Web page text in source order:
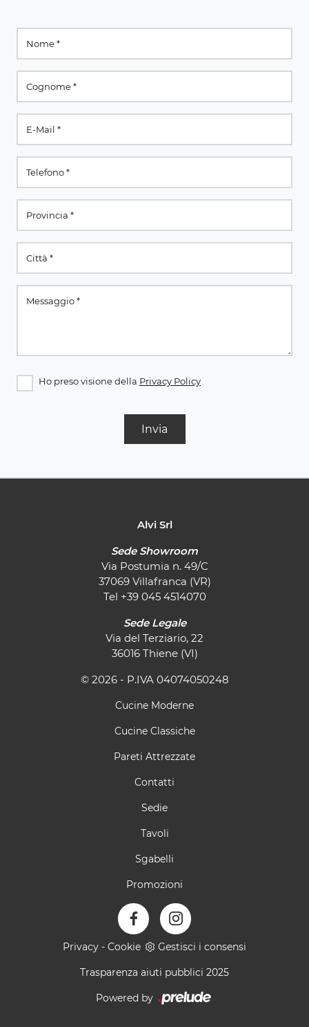
Ho preso visione della Privacy Policy
Invia
Alvi Srl
Sede Showroom
Via Postumia n. 49/C
37069 Villafranca (VR)
Tel +39 045 4514070
Sede Legale
Via del Terziario, 22
36016 Thiene (VI)
© 2026 - P.IVA 04074050248
Cucine Moderne
Cucine Classiche
Pareti Attrezzate
Contatti
Sedie
Tavoli
Sgabelli
Promozioni
Privacy - Cookie Gestisci i consensi
Trasparenza aiuti pubblici 2025
Powered by